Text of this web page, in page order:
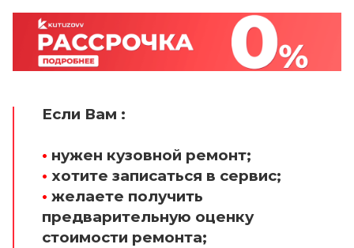
Если Вам :
• нужен кузовной ремонт;
• хотите записаться в сервис;
• желаете получить
предварительную оценку
стоимости ремонта;